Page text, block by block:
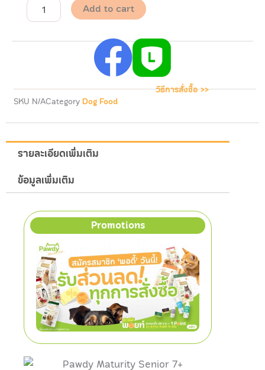
สุนัข
สูตร
สูง
และ
ปลา
เนื้อ
quantity
Add to cart
SKU N/ACategory Dog Food
วิธีการสั่งซื้อ >>
รายละเอียดเพิ่มเติม
ข้อมูลเพิ่มเติม
Promotions